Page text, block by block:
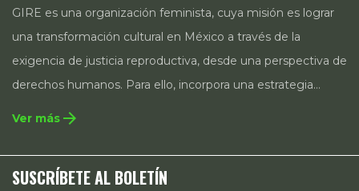
GIRE es una organización feminista, cuya misión es lograr
una transformación cultural en México a través de la
exigencia de justicia reproductiva, desde una perspectiva de
derechos humanos. Para ello, incorpora una estrategia
integral que contempla la incidencia en legislación y
estrategias de comunicación e investigación sobre el
estado de los derechos reproductivos en México.
Ver más arrow_forward
SUSCRÍBETE AL BOLETÍN